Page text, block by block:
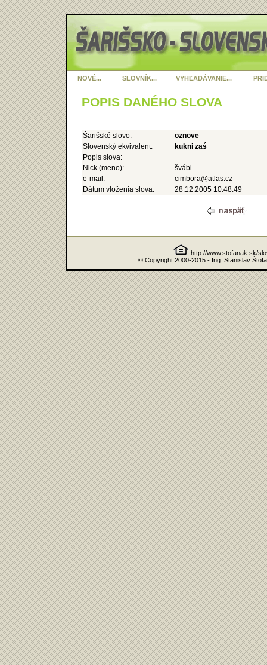
NOVÉ... SLOVNÍK... VYHĽADÁVANIE...
POPIS DANÉHO SLOVA
Šarišské slovo:
oznove
Slovenský ekvivalent:
kukni zaś
Popis slova:
Nick (meno):
švábi
e-mail:
cimbora@atlas.cz
Dátum vloženia slova:
28.12.2005 10:48:49
http://www.stofanak.sk/
© Copyright 2000-2015 - Ing. Stanislav